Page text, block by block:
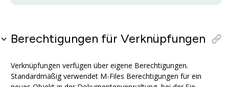
Berechtigungen für Verknüpfungen
Verknüpfungen verfügen über eigene Berechtigungen.
Standardmäßig verwendet M-Files Berechtigungen für ein